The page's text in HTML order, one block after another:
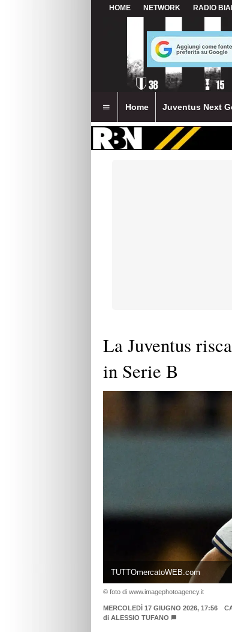
HOME NETWORK RADIO
Home Juventus Next
La Juventus
in Serie B
TUTTOmercatoWEB.com
© foto di www.imagephotoagency.it
MERCOLEDÌ 17 GIUGNO 2026, 17:56
di ALESSIO TUFANO